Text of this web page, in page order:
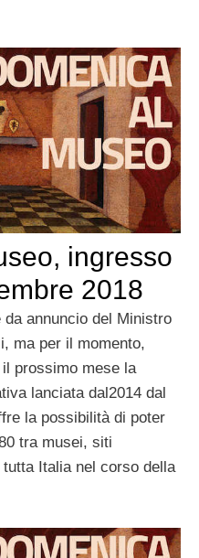
ingresso
2018
annuncio del Ministro
ma per il momento,
prossimo mese la
lanciata dal2014 dal
la possibilità di poter
tra musei, siti
Italia nel corso della